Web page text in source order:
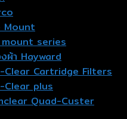
Mount
series
ผ้า Hayward
Clear Cartridge Filters
Clear plus
Quad-Custer